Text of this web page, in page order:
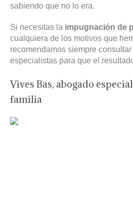
sabiendo que no lo era.
Si necesitas la impugnación de
cualquiera de los motivos que
recomendamos siempre
especialistas para que el
Vives Bas, abogado
familia